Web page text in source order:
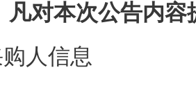
凡对本次公告内
购人信息